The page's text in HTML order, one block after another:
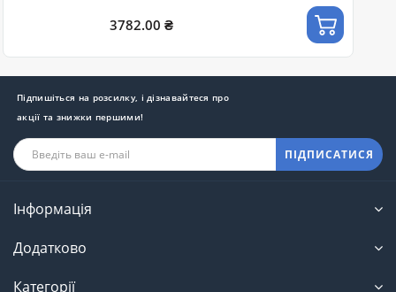
3782.00 ₴
Підпишіться на розсилку, і дізнавайтеся про
акції та знижки першими!
ПІДПИСАТИСЯ
Інформація
Додатково
Категорії